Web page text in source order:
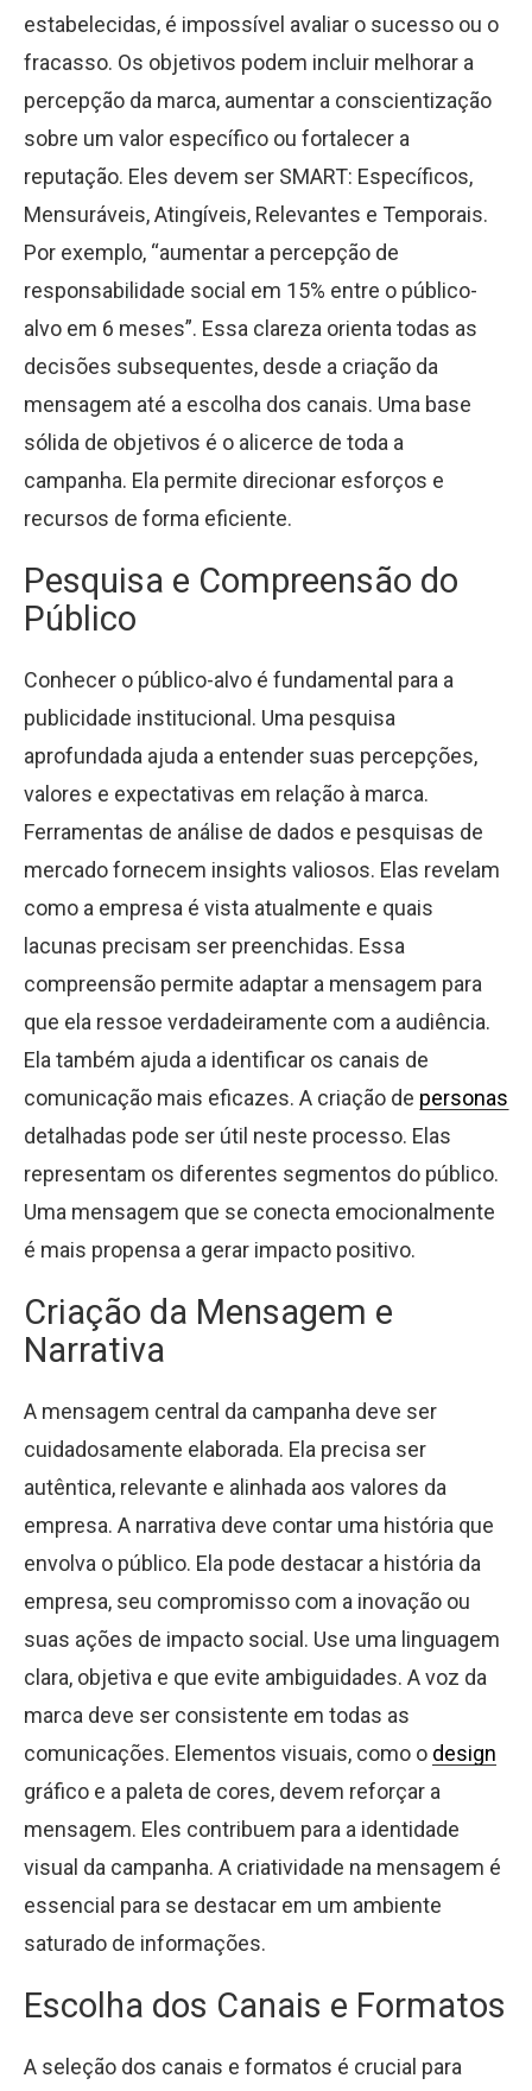
estabelecidas, é impossível avaliar o sucesso ou o
fracasso. Os objetivos podem incluir melhorar a
percepção da marca, aumentar a conscientização
sobre um valor específico ou fortalecer a
reputação. Eles devem ser SMART: Específicos,
Mensuráveis, Atingíveis, Relevantes e Temporais.
Por exemplo, “aumentar a percepção de
responsabilidade social em 15% entre o público-
alvo em 6 meses”. Essa clareza orienta todas as
decisões subsequentes, desde a criação da
mensagem até a escolha dos canais. Uma base
sólida de objetivos é o alicerce de toda a
campanha. Ela permite direcionar esforços e
recursos de forma eficiente.
Pesquisa e Compreensão do
Público
Conhecer o público-alvo é fundamental para a
publicidade institucional. Uma pesquisa
aprofundada ajuda a entender suas percepções,
valores e expectativas em relação à marca.
Ferramentas de análise de dados e pesquisas de
mercado fornecem insights valiosos. Elas revelam
como a empresa é vista atualmente e quais
lacunas precisam ser preenchidas. Essa
compreensão permite adaptar a mensagem para
que ela ressoe verdadeiramente com a audiência.
Ela também ajuda a identificar os canais de
comunicação mais eficazes. A criação de personas
detalhadas pode ser útil neste processo. Elas
representam os diferentes segmentos do público.
Uma mensagem que se conecta emocionalmente
é mais propensa a gerar impacto positivo.
Criação da Mensagem e
Narrativa
A mensagem central da campanha deve ser
cuidadosamente elaborada. Ela precisa ser
autêntica, relevante e alinhada aos valores da
empresa. A narrativa deve contar uma história que
envolva o público. Ela pode destacar a história da
empresa, seu compromisso com a inovação ou
suas ações de impacto social. Use uma linguagem
clara, objetiva e que evite ambiguidades. A voz da
marca deve ser consistente em todas as
comunicações. Elementos visuais, como o design
gráfico e a paleta de cores, devem reforçar a
mensagem. Eles contribuem para a identidade
visual da campanha. A criatividade na mensagem é
essencial para se destacar em um ambiente
saturado de informações.
Escolha dos Canais e Formatos
A seleção dos canais e formatos é crucial para